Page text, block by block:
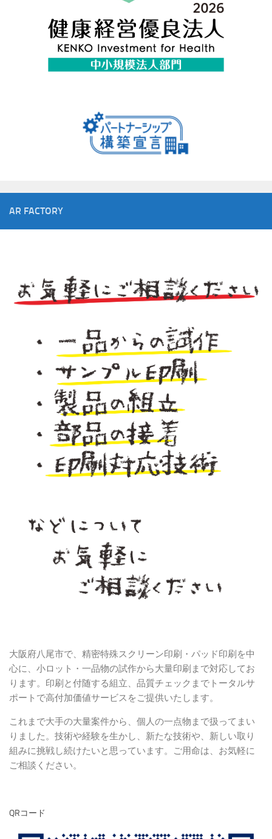
AR FACTORY
大阪府八尾市で、精密特殊スクリーン印刷・パッド印刷を中
心に、小ロット・一品物の試作から大量印刷まで対応してお
ります。印刷と付随する組立、品質チェックまでトータルサ
ポートで高付加価値サービスをご提供いたします。
これまで大手の大量案件から、個人の一点物まで扱ってまい
りました。技術や経験を生かし、新たな技術や、新しい取り
組みに挑戦し続けたいと思っています。ご用命は、お気軽に
ご相談ください。
QRコード